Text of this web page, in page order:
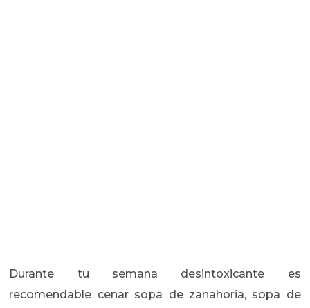
Durante tu semana desintoxicante es
recomendable cenar sopa de zanahoria, sopa de